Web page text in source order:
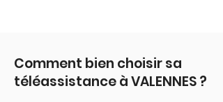
Comment bien choisir sa
téléassistance à VALENNES ?